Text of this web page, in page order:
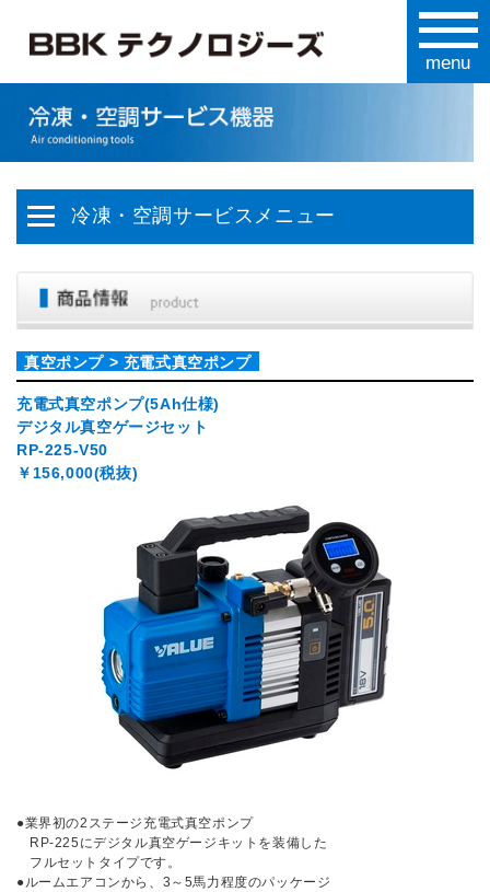
冷凍・空調サービスメニュー
真空ポンプ > 充電式真空ポンプ
充電式真空ポンプ(5Ah仕様)
デジタル真空ゲージセット
RP-225-V50
￥156,000(税抜)
●業界初の2ステージ充電式真空ポンプ
RP-225にデジタル真空ゲージキットを装備した
フルセットタイプです。
●ルームエアコンから、3～5馬力程度のパッケージ